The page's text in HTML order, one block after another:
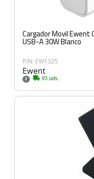
Cargador Movil Ewent
USB-A 30W Blanco
P/N: EW1325
Ewent
2 93 uds.